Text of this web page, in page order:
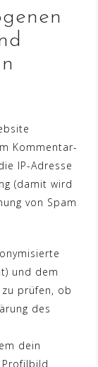
Kommentar-
IP-Adresse
(damit wird
von Spam
und dem
prüfen, ob
des
dein